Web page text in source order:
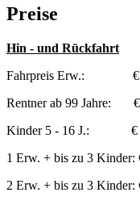
Preise
Hin - und Rückfahrt
Fahrpreis Erw.: €
Rentner ab 99 Jahre: €
Kinder 5 - 16 J.: €
1 Erw. + bis zu 3 Kinder:
2 Erw. + bis zu 3 Kinder: